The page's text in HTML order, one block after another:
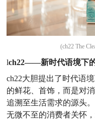
(ch22 The
lch22——新时代语境下
ch22大胆提出了时代语
的鲜花、首饰，而是对
追溯至生活需求的源头
无微不至的消费者关怀